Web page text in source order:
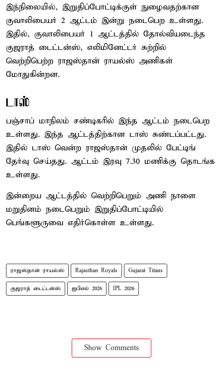
இந்நிலையில், இறுதிப்போட்டிக்குள் நுழைவதற்கான
குவாலிபையர் 2 ஆட்டம் இன்று நடைபெற உள்ளது.
இதில், குவாலிபையர் 1 ஆட்டத்தில் தோல்வியடைந்த
குஜராத் டைட்டன்ஸ், எலிமினேட்டர் சுற்றில்
வெற்றிபெற்ற ராஜஸ்தான் ராயல்ஸ் அணிகள்
மோதுகின்றன.
டாஸ்
பஞ்சாப் மாநிலம் சண்டிகரில் இந்த ஆட்டம் நடைபெற
உள்ளது. இந்த ஆட்டத்திற்கான டாஸ் சுண்டப்பட்டது.
இதில் டாஸ் வென்ற ராஜஸ்தான் முதலில் பேட்டிங்
தேர்வு செய்தது. ஆட்டம் இரவு 7.30 மணிக்கு தொடங்க
உள்ளது.
இன்றைய ஆட்டத்தில் வெற்றிபெறும் அணி நாளை
மறுதினம் நடைபெறும் இறுதிப்போட்டியில்
பெங்களூருவை எதிர்கொள்ள உள்ளது.
ராஜஸ்தான் ராயல்ஸ் Rajasthan Royals Gujarat Titans
குஜராத் டைட்டன்ஸ் ஐபிஎல் 2026 IPL 2026
Show Comments